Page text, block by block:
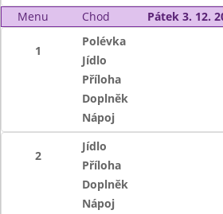
Menu
Chod Pátek 3. 12.
1
Polévka
Jídlo
Příloha
Doplněk
Nápoj
2
Jídlo
Příloha
Doplněk
Nápoj